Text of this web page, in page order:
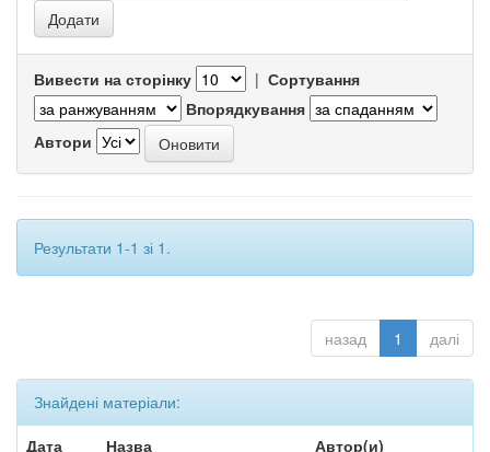
Вивести на сторінку | Сортування
Впорядкування
Автори
Результати 1-1 зі 1.
назад 1 далі
Знайдені матеріали:
Дата
Назва Автор(и)